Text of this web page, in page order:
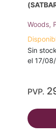
Woods,
Sin
el 17/
PVP.